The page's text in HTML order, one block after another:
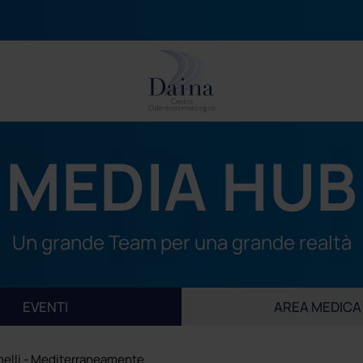
TEAM
Famiglia Daina
Altri professionisti
Igienisti Dentali
Ortodonzia invisibile
totale
Sedazione cosciente
Odontoiatria estetica
fisse
Odontoiatria digitale
MEDIA HUB
Un grande Team per una grande realtà
EVENTI AREA MEDICA
- Mediterraneamente